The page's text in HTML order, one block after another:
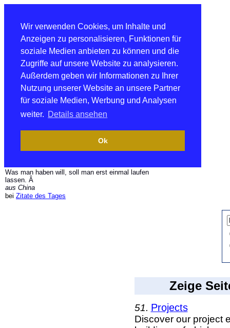
Wir verwenden Cookies, um Inhalte und
Anzeigen zu personalisieren, Funktionen für
soziale Medien anbieten zu können und die
Zugriffe auf unsere Website zu analysieren.
Außerdem geben wir Informationen zu Ihrer
Nutzung unserer Website an unsere Partner
für soziale Medien, Werbung und Analysen
weiter. Details ansehen
Ok
Was man haben will, soll man erst einmal laufen
lassen. Â
aus China
bei Zitate des Tages
Zeige
51. Projects
Discover our project